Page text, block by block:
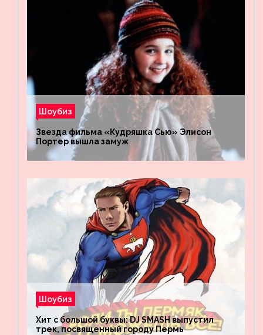
Шоубиз
Звезда фильма «Кудряшка Сью» Элисон
Портер вышла замуж
Шоубиз
Хит с большой буквы: DJ SMASH выпустил
трек, посвященный городу Пермь